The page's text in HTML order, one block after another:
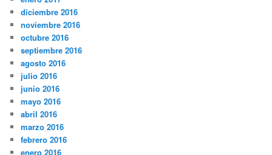
diciembre 2016
noviembre 2016
octubre 2016
septiembre 2016
agosto 2016
julio 2016
junio 2016
mayo 2016
abril 2016
marzo 2016
febrero 2016
enero 2016